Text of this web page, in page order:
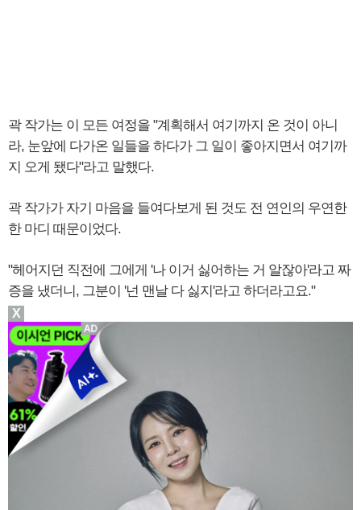
곽 작가는 이 모든 여정을 "계획해서 여기까지 온 것이 아니
라, 눈앞에 다가온 일들을 하다가 그 일이 좋아지면서 여기까
지 오게 됐다"라고 말했다.
곽 작가가 자기 마음을 들여다보게 된 것도 전 연인의 우연한
한 마디 때문이었다.
"헤어지던 직전에 그에게 '나 이거 싫어하는 거 알잖아'라고 짜
증을 냈더니, 그분이 '넌 맨날 다 싫지'라고 하더라고요."
X